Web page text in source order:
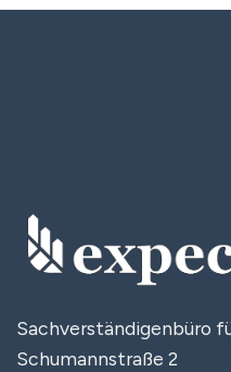
Sachverständigenbüro
Schumannstraße 2